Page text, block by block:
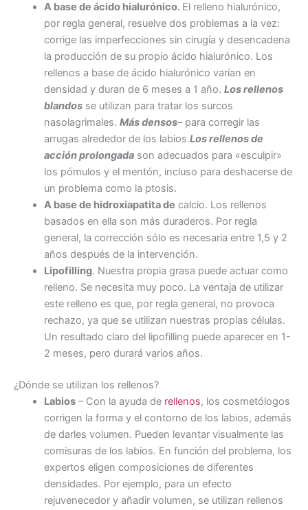
A base de ácido hialurónico. El relleno hialurónico,
por regla general, resuelve dos problemas a la vez:
corrige las imperfecciones sin cirugía y desencadena
la producción de su propio ácido hialurónico. Los
rellenos a base de ácido hialurónico varían en
densidad y duran de 6 meses a 1 año. Los rellenos
blandosse utilizan para tratar los surcos
nasolagrimales. Más densos– para corregir las
arrugas alrededor de los labios.Los rellenos de
acción prolongadason adecuados para «esculpir»
los pómulos y el mentón, incluso para deshacerse de
un problema como la ptosis.
A base de hidroxiapatita de calcio. Los rellenos
basados en ella son más duraderos. Por regla
general, la corrección sólo es necesaria entre 1,5 y 2
años después de la intervención.
Lipofilling. Nuestra propia grasa puede actuar como
relleno. Se necesita muy poco. La ventaja de utilizar
este relleno es que, por regla general, no provoca
rechazo, ya que se utilizan nuestras propias células.
Un resultado claro del lipofilling puede aparecer en 1-
2 meses, pero durará varios años.
¿Dónde se utilizan los rellenos?
Labios– Con la ayuda de rellenos, los cosmetólogos
corrigen la forma y el contorno de los labios, además
de darles volumen. Pueden levantar visualmente las
comisuras de los labios. En función del problema, los
expertos eligen composiciones de diferentes
densidades. Por ejemplo, para un efecto
rejuvenecedor y añadir volumen, se utilizan rellenos